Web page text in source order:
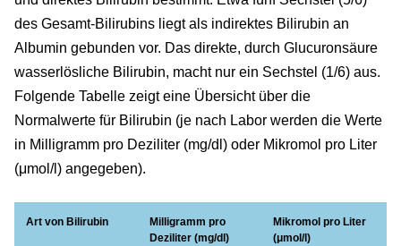
des Gesamt-Bilirubins liegt als indirektes Bilirubin an
Albumin gebunden vor. Das direkte, durch Glucuronsäure
wasserlösliche Bilirubin, macht nur ein Sechstel (1/6) aus.
Folgende Tabelle zeigt eine Übersicht über die
Normalwerte für Bilirubin (je nach Labor werden die Werte
in Milligramm pro Deziliter (mg/dl) oder Mikromol pro Liter
(μmol/l) angegeben).
Art von Bilirubin
Milligramm pro
Deziliter (mg/dl)
Mikromol pro Liter
(μmol/l)